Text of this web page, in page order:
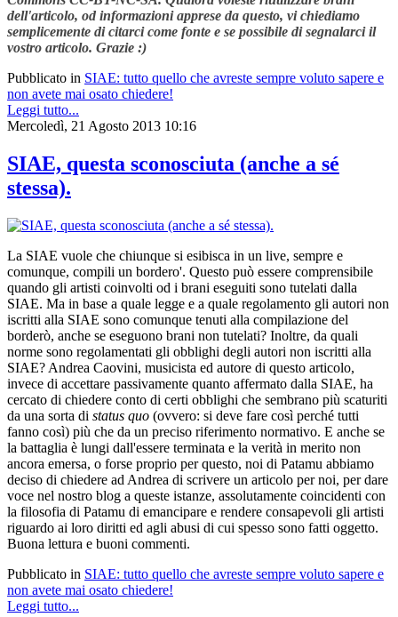
dell'articolo, od informazioni apprese da questo, vi chiediamo
semplicemente di citarci come fonte e se possibile di segnalarci il
vostro articolo. Grazie :)
Pubblicato in SIAE: tutto quello che avreste sempre voluto sapere e
non avete mai osato chiedere!
Leggi tutto...
Mercoledì, 21 Agosto 2013 10:16
SIAE, questa sconosciuta (anche a sé
stessa).
La SIAE vuole che chiunque si esibisca in un live, sempre e
comunque, compili un bordero'. Questo può essere comprensibile
quando gli artisti coinvolti od i brani eseguiti sono tutelati dalla
SIAE. Ma in base a quale legge e a quale regolamento gli autori non
iscritti alla SIAE sono comunque tenuti alla compilazione del
borderò, anche se eseguono brani non tutelati? Inoltre, da quali
norme sono regolamentati gli obblighi degli autori non iscritti alla
SIAE? Andrea Caovini, musicista ed autore di questo articolo,
invece di accettare passivamente quanto affermato dalla SIAE, ha
cercato di chiedere conto di certi obblighi che sembrano più scaturiti
da una sorta di status quo (ovvero: si deve fare così perché tutti
fanno così) più che da un preciso riferimento normativo. E anche se
la battaglia è lungi dall'essere terminata e la verità in merito non
ancora emersa, o forse proprio per questo, noi di Patamu abbiamo
deciso di chiedere ad Andrea di scrivere un articolo per noi, per dare
voce nel nostro blog a queste istanze, assolutamente coincidenti con
la filosofia di Patamu di emancipare e rendere consapevoli gli artisti
riguardo ai loro diritti ed agli abusi di cui spesso sono fatti oggetto.
Buona lettura e buoni commenti.
Pubblicato in SIAE: tutto quello che avreste sempre voluto sapere e
non avete mai osato chiedere!
Leggi tutto...